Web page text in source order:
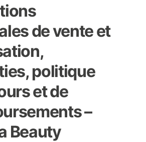
de vente et
politique
et de
–
Beauty